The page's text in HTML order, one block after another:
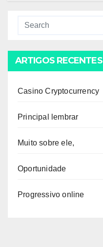
ARTIGOS RECENTES
Casino Cryptocurrency
Principal lembrar
Muito sobre ele,
Oportunidade
Progressivo online